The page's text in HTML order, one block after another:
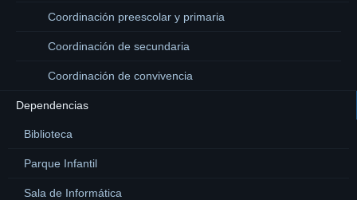
Coordinación preescolar y primaria
Coordinación de secundaria
Coordinación de convivencia
Dependencias
Biblioteca
Parque Infantil
Sala de Informática